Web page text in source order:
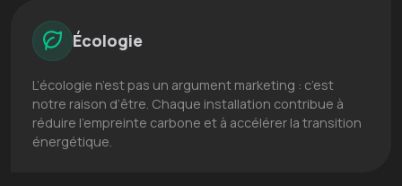
Écologie
L’écologie n’est pas un argument marketing : c’est
notre raison d’être. Chaque installation contribue à
réduire l’empreinte carbone et à accélérer la transition
énergétique.